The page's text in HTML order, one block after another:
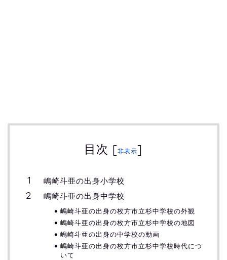
目次 [非表示]
嶋崎斗亜の出身小学校
嶋崎斗亜の出身中学校
嶋崎斗亜の出身の枚方市立杉中学校の外観
嶋崎斗亜の出身の枚方市立杉中学校の地図
嶋崎斗亜の出身の中学校の動画
嶋崎斗亜の出身の枚方市立杉中学校時代につ
いて